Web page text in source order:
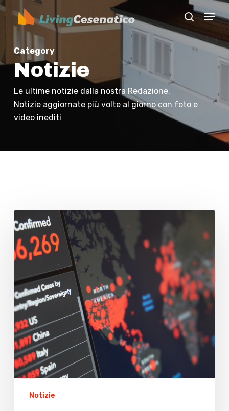
Skip
content
search
Menu
Category
Notizie
Le ultime notizie dalla nostra Redazione.
Notizie aggiornate più volte al giorno con foto e
video inediti
Trasparenza
retributiva,
Federcoop
Romagna
un
servizio
per
le
imprese
Notizie
Menu